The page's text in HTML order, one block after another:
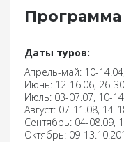
Программа
Даты туров:
Апрель-май: 10-
Июнь: 12-16.06, 26-
Июль: 03-07.07, 10-
Август: 07-11.08, 14-
Сентябрь: 04-08.09,
Октябрь: 09-